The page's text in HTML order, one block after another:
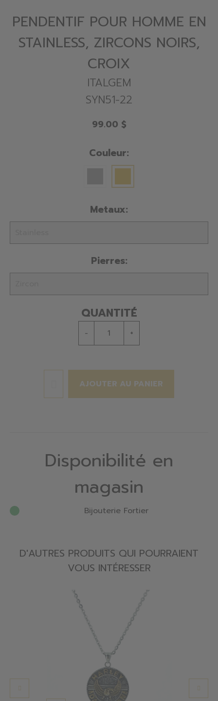
PENDENTIF POUR HOMME EN
STAINLESS, ZIRCONS NOIRS,
CROIX
ITALGEM
SYN51-22
99.00 $
Couleur:
Metaux:
Pierres:
QUANTITÉ
- +
AJOUTER AU PANIER
Disponibilité en
magasin
Bijouterie Fortier
D'AUTRES PRODUITS QUI POURRAIENT
VOUS INTÉRESSER